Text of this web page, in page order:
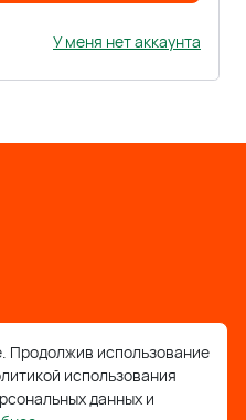
У меня нет аккаунта
Продолжив использование
использования
данных и